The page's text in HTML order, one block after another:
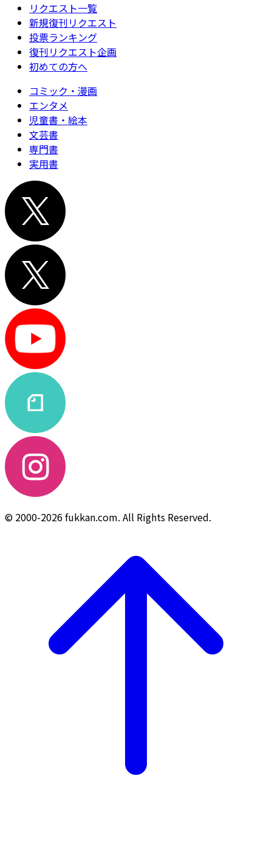
リクエスト一覧
新規復刊リクエスト
投票ランキング
復刊リクエスト企画
初めての方へ
コミック・漫画
エンタメ
児童書・絵本
文芸書
専門書
実用書
© 2000-2026 fukkan.com. All Rights Reserved.